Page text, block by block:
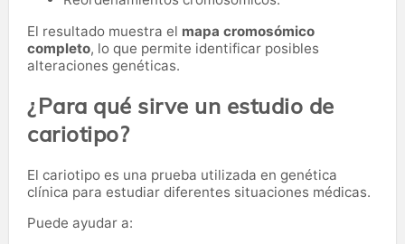
El resultado muestra el mapa cromosómico
completo, lo que permite identificar posibles
alteraciones genéticas.
¿Para qué sirve un estudio de
cariotipo?
El cariotipo es una prueba utilizada en genética
clínica para estudiar diferentes situaciones médicas.
Puede ayudar a: